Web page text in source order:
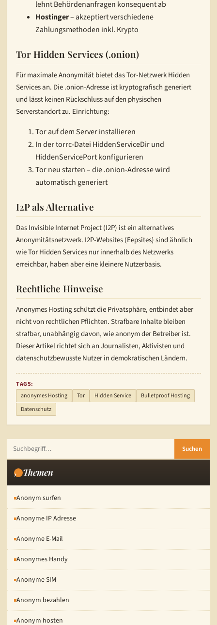
lehnt Behördenanfragen konsequent ab
Hostinger– akzeptiert verschiedene
Zahlungsmethoden inkl. Krypto
Tor Hidden Services (.onion)
Für maximale Anonymität bietet das Tor-Netzwerk Hidden
Services an. Die .onion-Adresse ist kryptografisch generiert
und lässt keinen Rückschluss auf den physischen
Serverstandort zu. Einrichtung:
Tor auf dem Server installieren
In der torrc-Datei HiddenServiceDir und
HiddenServicePort konfigurieren
Tor neu starten – die .onion-Adresse wird
automatisch generiert
I2P als Alternative
Das Invisible Internet Project (I2P) ist ein alternatives
Anonymitätsnetzwerk. I2P-Websites (Eepsites) sind ähnlich
wie Tor Hidden Services nur innerhalb des Netzwerks
erreichbar, haben aber eine kleinere Nutzerbasis.
Rechtliche Hinweise
Anonymes Hosting schützt die Privatsphäre, entbindet aber
nicht von rechtlichen Pflichten. Strafbare Inhalte bleiben
strafbar, unabhängig davon, wie anonym der Betreiber ist.
Dieser Artikel richtet sich an Journalisten, Aktivisten und
datenschutzbewusste Nutzer in demokratischen Ländern.
TAGS:
anonymes Hosting
Tor Hidden Service
Bulletproof Hosting
Datenschutz
Suchen
Themen
Anonym surfen
Anonyme IP Adresse
Anonyme E-Mail
Anonymes Handy
Anonyme SIM
Anonym bezahlen
Anonym hosten